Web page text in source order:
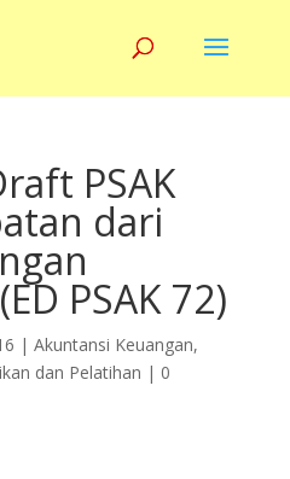
PSAK
dari
PSAK 72)
| Akuntansi Keuangan,
dan Pelatihan | 0